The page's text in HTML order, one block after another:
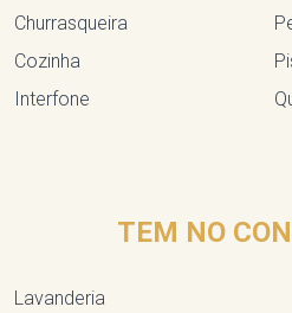
Churrasqueira
Cozinha
Interfone
TEM NO
Lavanderia